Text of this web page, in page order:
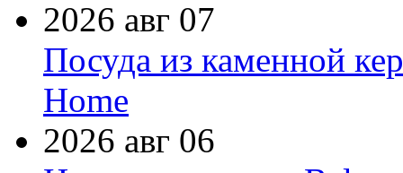
2026 авг 07
Посуда из каменной
Home
2026 авг 06